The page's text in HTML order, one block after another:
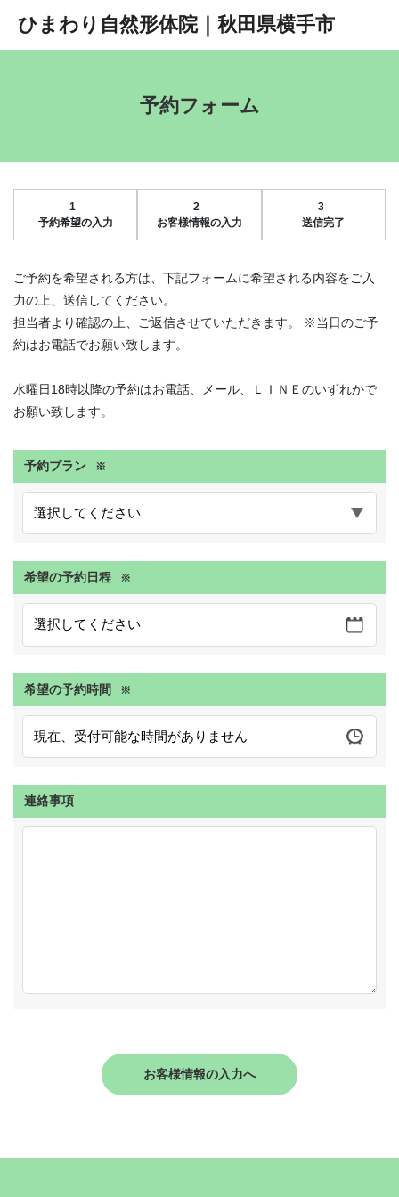
ひまわり自然形体院｜秋田県横手市
予約フォーム
1
予約希望の入力
2
お客様情報の入力
3
送信完了
ご予約を希望される方は、下記フォームに希望される内容をご入
力の上、送信してください。
担当者より確認の上、ご返信させていただきます。 ※当日のご予
約はお電話でお願い致します。
水曜日18時以降の予約はお電話、メール、ＬＩＮＥのいずれかで
お願い致します。
予約プラン ※
希望の予約日程 ※
希望の予約時間 ※
連絡事項
お客様情報の入力へ